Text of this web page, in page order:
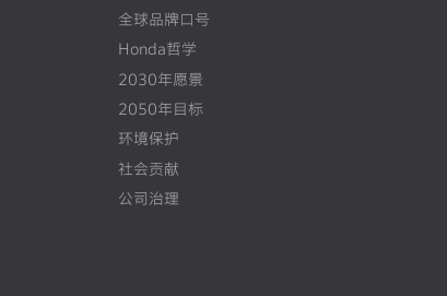
全球品牌口号
Honda哲学
2030年愿景
2050年目标
环境保护
社会贡献
公司治理